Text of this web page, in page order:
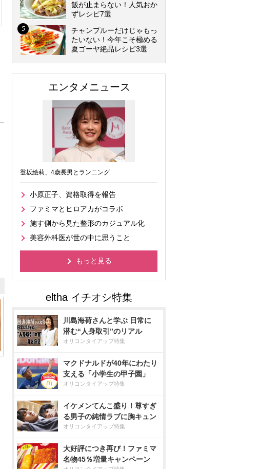
飯が止まらない！人気おか
ずレシピ7選
チャンプルーだけじゃもっ
たいない！今年こそ極める
夏ゴーヤ絶品レシピ3選
エンタメニュース
登坂絵莉、4歳長男とランニング
小原正子、資格取得を報告
ファミマとヒロアカがコラボ
施す側から見た整形のカジュアル化
美容外科医が世の中に思うこと
もっと見る
川島海荷さんと学ぶ 日常に
潜む“人身取引”のリアル
オリコンタイアップ特集
マクドナルドが40年にわたり
支える「小学生の甲子園」
オリコンタイアップ特集
イケメンてんこ盛り！尊すぎ
る男子の純情ラブに胸キュン
オリコンタイアップ特集
大好評につき再び！ファミマ
名物45％増量キャンペーン